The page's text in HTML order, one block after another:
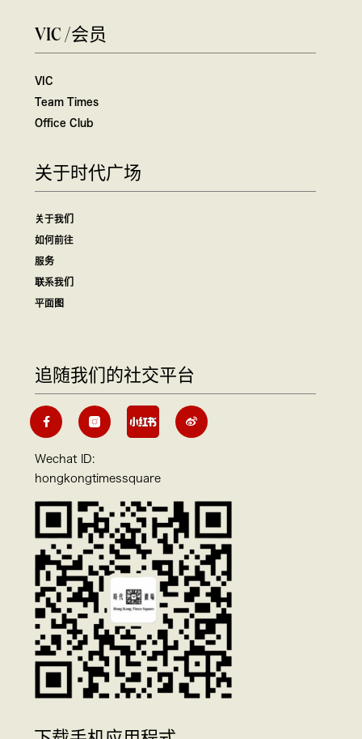
VIC /会员
VIC
Team Times
Office Club
关于时代广场
关于我们
如何前往
服务
联系我们
平面图
追随我们的社交平台
Wechat ID:
hongkongtimessquare